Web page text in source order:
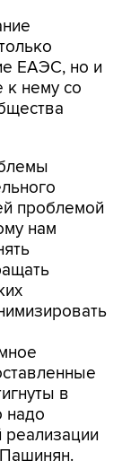
ЕАЭС, но и
к нему со
проблемой
нам
в
надо
реализации